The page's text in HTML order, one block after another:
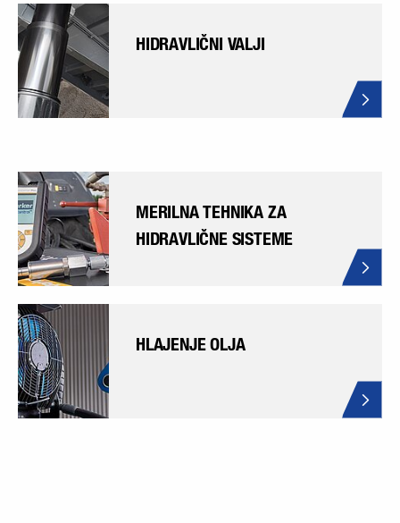
HIDRAVLIČNI VALJI
MERILNA TEHNIKA ZA
HIDRAVLIČNE SISTEME
HLAJENJE OLJA